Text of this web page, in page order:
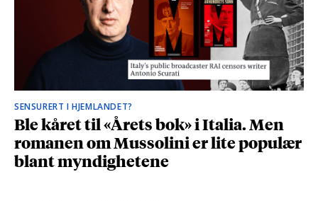
SENSURERT I HJEMLANDET?
Ble kåret til «Årets bok» i Italia. Men
romanen om Mussolini er lite populær
blant myndighetene